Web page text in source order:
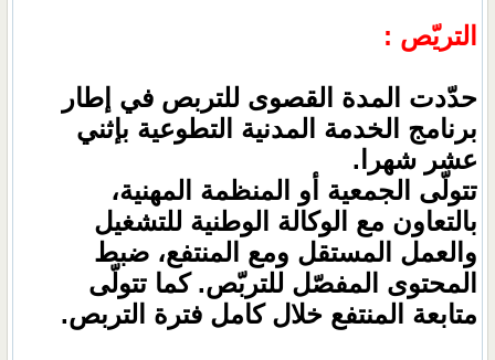
التريّص :
حدّدت المدة القصوى للتربص في إطار
برنامج الخدمة المدنية التطوعية بإثني
عشر شهرا.
تتولّى الجمعية أو المنظمة المهنية،
بالتعاون مع الوكالة الوطنية للتشغيل
والعمل المستقل ومع المنتفع، ضبط
المحتوى المفصّل للتربّص. كما تتولّى
متابعة المنتفع خلال كامل فترة التربص.